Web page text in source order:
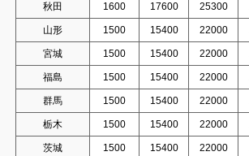
秋田 1600 17600 25300
山形 1500 15400 22000
宮城 1500 15400 22000
福島 1500 15400 22000
群馬 1500 15400 22000
栃木 1500 15400 22000
茨城 1500 15400 22000